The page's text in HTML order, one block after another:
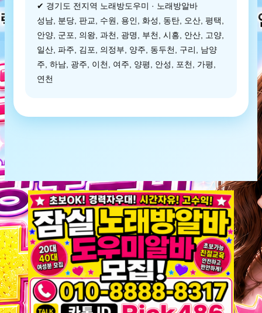
✔ 경기도 전지역 노래방도우미 · 노래방알바
성남, 분당, 판교, 수원, 용인, 화성, 동탄, 오산, 평택,
안양, 군포, 의왕, 과천, 광명, 부천, 시흥, 안산, 고양,
일산, 파주, 김포, 의정부, 양주, 동두천, 구리, 남양
주, 하남, 광주, 이천, 여주, 양평, 안성, 포천, 가평,
연천